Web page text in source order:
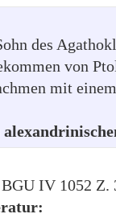
des
von
mit
IV 1052 Z.